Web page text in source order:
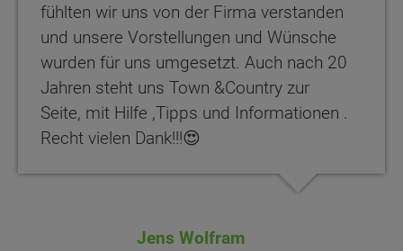
fühlten wir uns von der Firma verstanden
und unsere Vorstellungen und Wünsche
wurden für uns umgesetzt. Auch nach 20
Jahren steht uns Town &Country zur
Seite, mit Hilfe ,Tipps und Informationen .
Recht vielen Dank!!!😍
Jens Wolfram